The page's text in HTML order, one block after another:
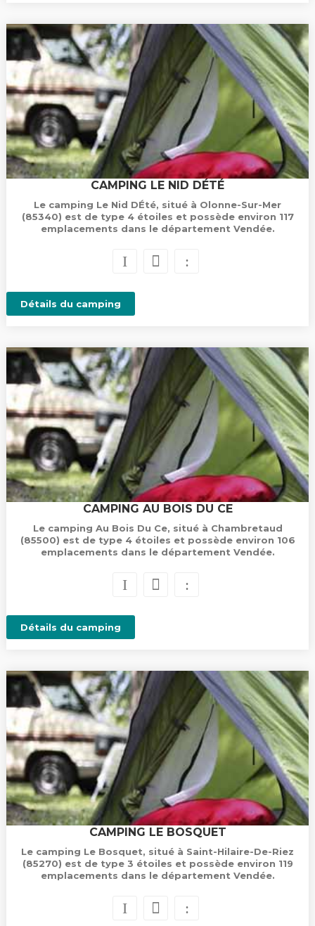
CAMPING LE NID DÉTÉ
Le camping Le Nid DÉté, situé à Olonne-Sur-Mer
(85340) est de type 4 étoiles et possède environ 117
emplacements dans le département Vendée.
Détails du camping
CAMPING AU BOIS DU CE
Le camping Au Bois Du Ce, situé à Chambretaud
(85500) est de type 4 étoiles et possède environ 106
emplacements dans le département Vendée.
Détails du camping
CAMPING LE BOSQUET
Le camping Le Bosquet, situé à Saint-Hilaire-De-Riez
(85270) est de type 3 étoiles et possède environ 119
emplacements dans le département Vendée.